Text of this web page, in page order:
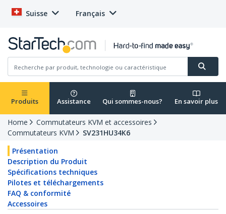
Suisse Français
Produits Assistance Qui sommes-nous? En savoir plus
Home
Commutateurs KVM et accessoires
Commutateurs KVM
SV231HU34K6
Présentation
Description du Produit
Spécifications techniques
Pilotes et téléchargements
FAQ & conformité
Accessoires